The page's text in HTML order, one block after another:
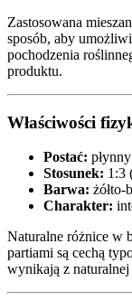
Zastosowana
sposób, aby
pochodzenia
produktu.
Właściwości
Postać:
Stosunek: 1:3
Barwa: żółto-
Charakter:
Naturalne różnice w
partiami są cechą
wynikają z